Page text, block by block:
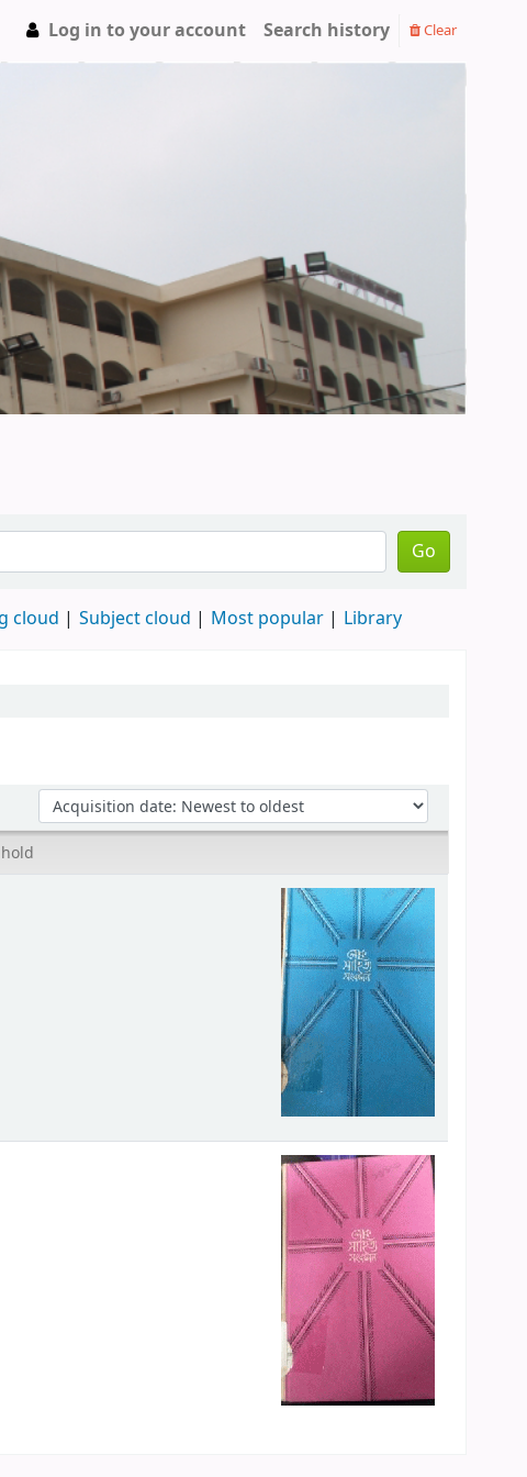
Log in to your account Search history Clear
Go
cloud Subject cloud Most popular Library